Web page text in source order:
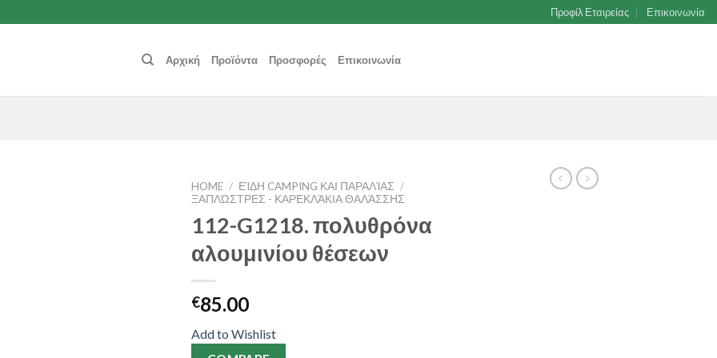
Προφίλ Εταιρείας Επικοινωνία
Αρχική Προϊόντα Προσφορές Επικοινωνία
HOME / ΕΊΔΗ CAMPING ΚΑΙ ΠΑΡΑΛΊΑΣ /
ΞΑΠΛΏΣΤΡΕΣ - ΚΑΡΕΚΛΆΚΙΑ ΘΑΛΆΣΣΗΣ
112-G1218. πολυθρόνα
αλουμινίου θέσεων
€85.00
Add to Wishlist